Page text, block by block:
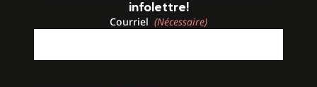
infolettre!
Courriel (Nécessaire)